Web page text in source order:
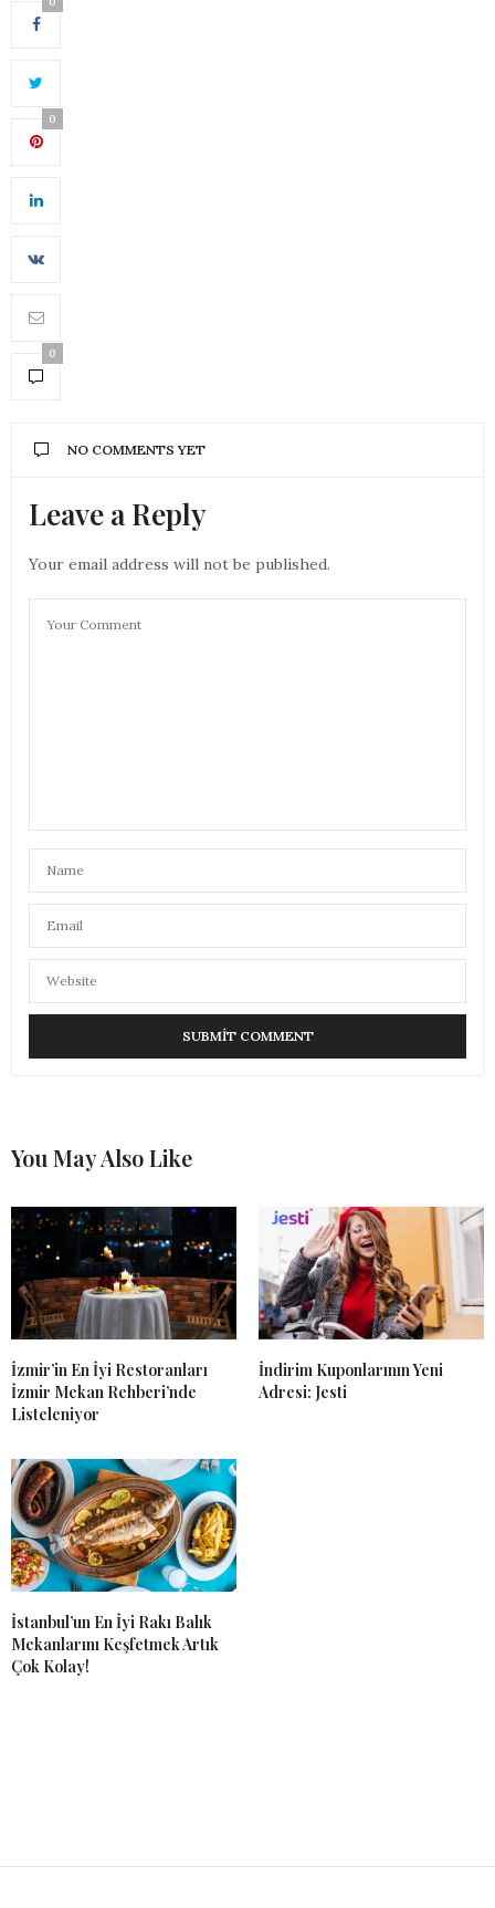
0
0
NO COMMENTS YET
Leave a Reply
Your email address will not be published.
You May Also Like
İzmir’in En İyi Restoranları
İzmir Mekan Rehberi’nde
Listeleniyor
İndirim Kuponlarının Yeni
Adresi: Jesti
İstanbul’un En İyi Rakı Balık
Mekanlarını Keşfetmek Artık
Çok Kolay!